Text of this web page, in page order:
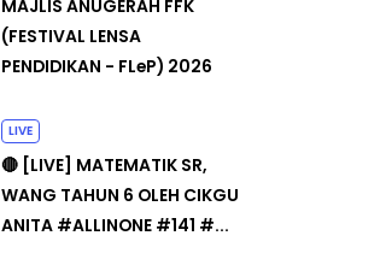
MAJLIS ANUGERAH FFK
(FESTIVAL LENSA
PENDIDIKAN - FLeP) 2026
LIVE
🔴 [LIVE] MATEMATIK SR,
WANG TAHUN 6 OLEH CIKGU
ANITA #ALLINONE #141 #...